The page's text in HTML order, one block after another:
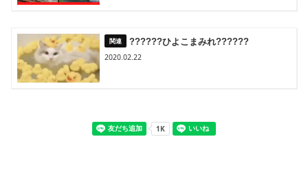
??????ひよこまみれ??????
2020.02.22